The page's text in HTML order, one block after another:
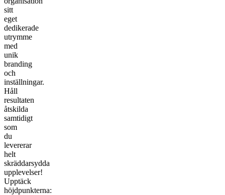
sitt
eget
dedikerade
utrymme
med
unik
branding
och
inställningar.
Håll
resultaten
åtskilda
samtidigt
som
du
levererar
helt
skräddarsydda
upplevelser!
Upptäck
höjdpunkterna: